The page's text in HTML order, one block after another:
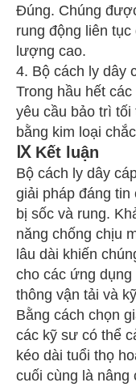
Đúng. Chúng
rung động liên
lượng cao.
4. Bộ cách ly dây
Trong hầu hết
yêu cầu bảo trì tối
bằng kim loại
Ⅸ Kết luận
Bộ cách ly dây
giải pháp đáng tin
bị sốc và rung.
năng chống chịu
lâu dài khiến
cho các ứng
thông vận tải và
Bằng cách chọn
các kỹ sư có thể
kéo dài tuổi thọ
cuối cùng là nâng